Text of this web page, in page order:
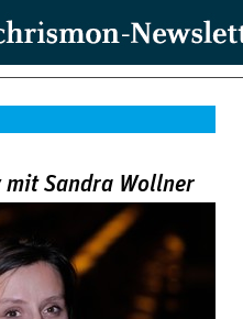
Sandra Wollner